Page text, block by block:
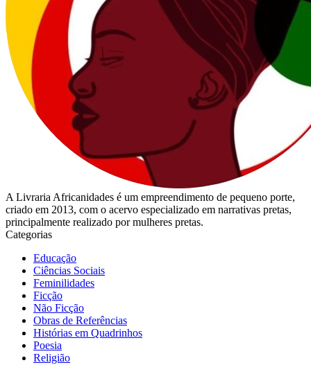
A Livraria Africanidades é um empreendimento de pequeno porte,
criado em 2013, com o acervo especializado em narrativas pretas,
principalmente realizado por mulheres pretas.
Categorias
Educação
Ciências Sociais
Feminilidades
Ficção
Não Ficção
Obras de Referências
Histórias em Quadrinhos
Poesia
Religião